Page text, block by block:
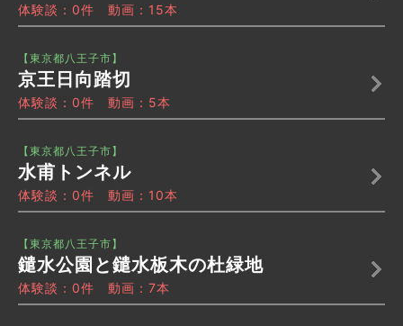
体験談：0件 動画：15本
【東京都八王子市】
京王日向踏切
体験談：0件 動画：5本
【東京都八王子市】
水甫トンネル
体験談：0件 動画：10本
【東京都八王子市】
鑓水公園と鑓水板木の杜緑地
体験談：0件 動画：7本